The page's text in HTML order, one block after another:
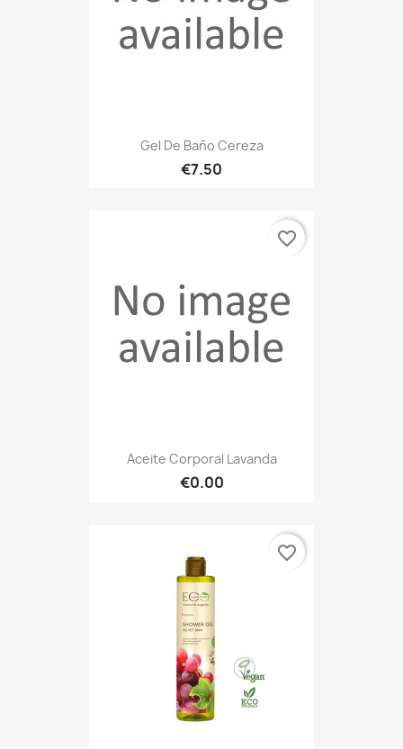
Gel De Baño Cereza
€7.50
Aceite Corporal Lavanda
€0.00
favorite_border
favorite_border